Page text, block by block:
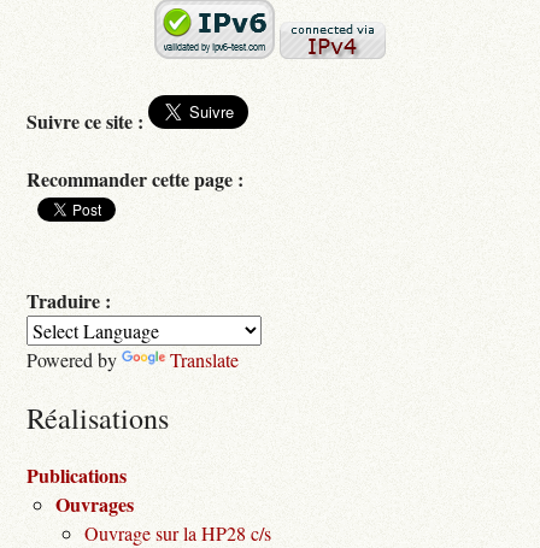
Suivre ce site :
Recommander cette page :
Traduire :
Powered by Translate
Réalisations
Publications
Ouvrages
Ouvrage sur la HP28 c/s